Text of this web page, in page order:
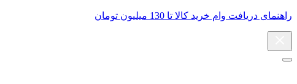
راهنمای دریافت وام خرید کالا تا 130 میلیون تومان